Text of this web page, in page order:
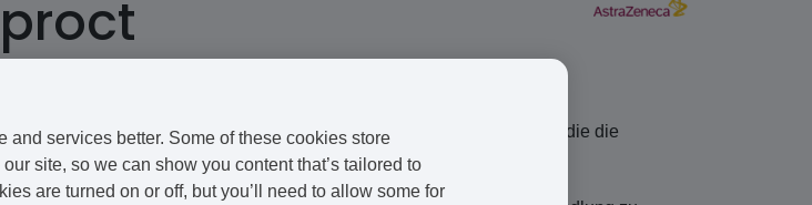
Salbe zur Linderung von Hämorrhoiden. Sie enthält zwei Wirkstoffe, die die
Entzündungen lindern.
and services better. Some of these cookies store
site, so we can show you content that’s tailored to
are turned on or off, but you’ll need to allow some for